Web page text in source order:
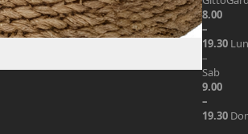
8.00
–
19.30 Lun
–
Sab
9.00
–
19.30